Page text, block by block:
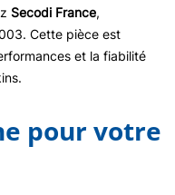
Secodi France,
Cette pièce est
et la fiabilité
pour votre